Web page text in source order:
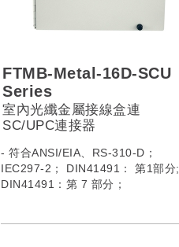
FTMB-Metal-16D-SCU
Series
室內光纖金屬接線盒連
SC/UPC連接器
- 符合ANSI/EIA、RS-310-D；
IEC297-2； DIN41491： 第1部分;
DIN41491：第 7 部分；